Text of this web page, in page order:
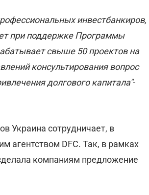
инвестбанкиров,
при поддержке Программы
свыше 50 проектов на
консультирования вопрос
долгового капитала"-
Украина сотрудничает, в
агентством DFC. Так, в рамках
компаниям предложение